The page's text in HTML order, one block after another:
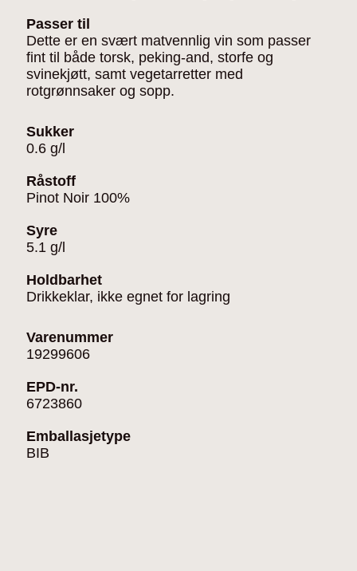
Passer til
Dette er en svært matvennlig vin som passer
fint til både torsk, peking-and, storfe og
svinekjøtt, samt vegetarretter med
rotgrønnsaker og sopp.
Sukker
0.6 g/l
Råstoff
Pinot Noir 100%
Syre
5.1 g/l
Holdbarhet
Drikkeklar, ikke egnet for lagring
Varenummer
19299606
EPD-nr.
6723860
Emballasjetype
BIB